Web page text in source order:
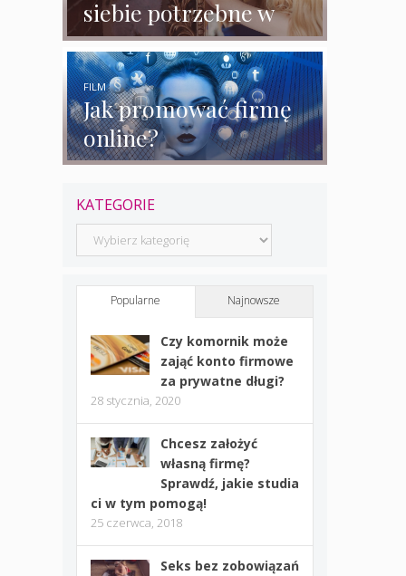
siebie potrzebne w
biznesie?
Jak promować firmę
online?
FILM
KATEGORIE
Kategorie
Popularne Najnowsze
Czy komornik może
zająć konto firmowe
za prywatne długi?
28 stycznia, 2020
Chcesz założyć
własną firmę?
Sprawdź, jakie studia
ci w tym pomogą!
25 czerwca, 2018
Seks bez zobowiązań